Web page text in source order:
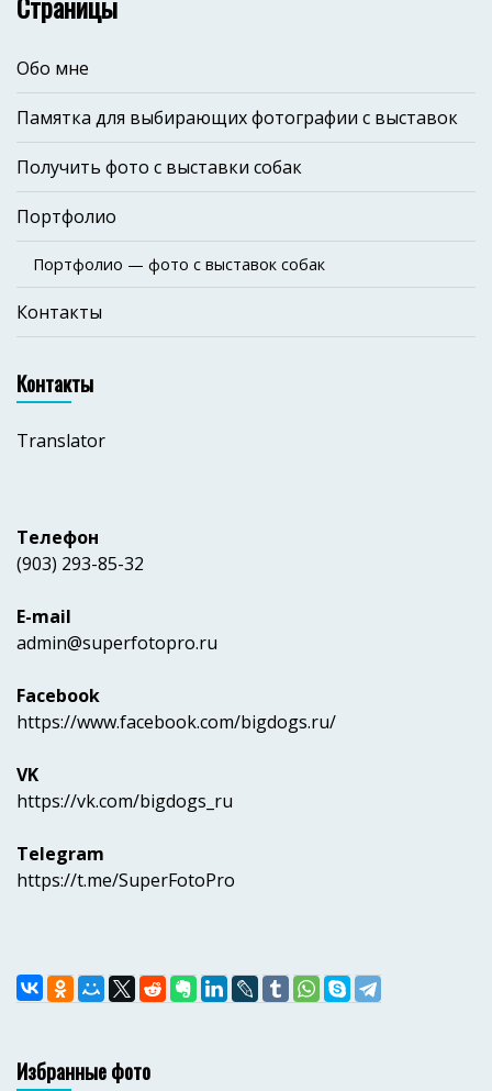
Обо мне
Памятка для выбирающих фотографии с выставок
Получить фото с выставки собак
Портфолио
Портфолио — фото с выставок собак
Контакты
Контакты
Translator
Телефон
(903) 293-85-32
E-mail
admin@superfotopro.ru
Facebook
https://www.facebook.com/bigdogs.ru/
VK
https://vk.com/bigdogs_ru
Telegram
https://t.me/SuperFotoPro
Избранные фото